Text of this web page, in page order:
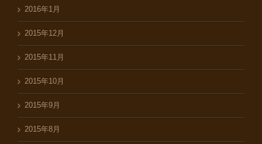
2016年1月
2015年12月
2015年11月
2015年10月
2015年9月
2015年8月